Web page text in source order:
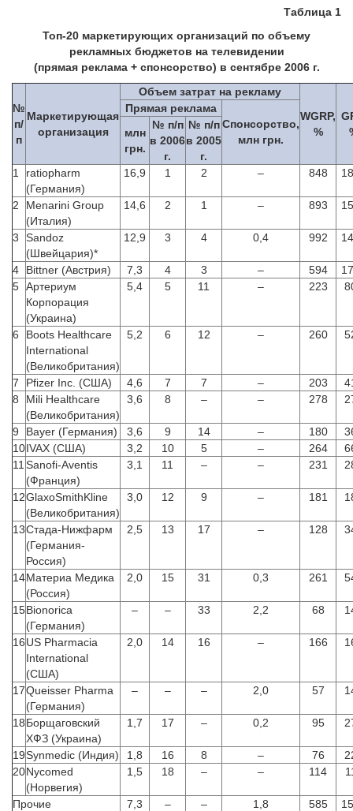
Таблица 1
Топ-20 маркетирующих организаций по объему
рекламных бюджетов на телевидении
(прямая реклама + спонсорство) в сентябре 2006 г.
№
п/
п
Маркетирующая
организация
Объем затрат на рекламу
WGRP,
%
Прямая реклама
Спонсорство,
млн грн.
млн
грн.
№ п/п
в 2006
г.
№ п/п
в 2005
г.
1
ratiopharm
(Германия)
16,9 1 2 – 848
2
Menarini Group
(Италия)
14,6 2 1 – 893
3
Sandoz
(Швейцария)*
12,9 3 4 0,4 992
4 Bittner (Австрия) 7,3 4 3 – 594
5 Артериум
Корпорация
(Украина)
5,4 5 11 – 223
6
Boots Healthcare
International
(Великобритания)
5,2 6 12 – 260
7 Pfizer Inc. (США) 4,6 7 7 – 203
8
Mili Healthcare
(Великобритания)
3,6 8 – – 278
9 Bayer (Германия) 3,6 9 14 – 180
10IVAX (США) 3,2 10 5 – 264
11 Sanofi-Aventis
(Франция)
3,1 11 – – 231
12GlaxoSmithKline
(Великобритания)
3,0 12 9 – 181
13Стада-Нижфарм
(Германия-
Россия)
2,5 13 17 – 128
14Материа Медика
(Россия)
2,0 15 31 0,3 261
15Bionorica
(Германия)
– – 33 2,2 68
16US Pharmacia
International
(США)
2,0 14 16 – 166
17Queisser Pharma
(Германия)
– – – 2,0 57
18Борщаговский
ХФЗ (Украина)
1,7 17 – 0,2 95
19Synmedic (Индия) 1,8 16 8 – 76
20Nycomed
(Норвегия)
1,5 18 – – 114
Прочие 7,3 – – 1,8 585